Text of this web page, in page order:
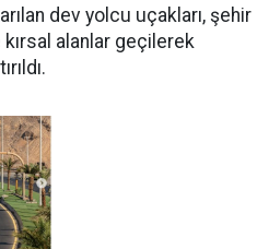
dev yolcu uçakları, şehir
alanlar geçilerek